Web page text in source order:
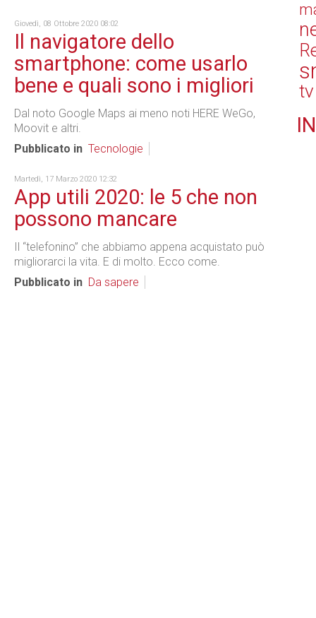
Giovedì, 08 Ottobre 2020 08:02
Il navigatore dello
smartphone: come usarlo
bene e quali sono i migliori
Dal noto Google Maps ai meno noti HERE WeGo,
Moovit e altri.
Pubblicato in Tecnologie
Martedì, 17 Marzo 2020 12:32
App utili 2020: le 5 che non
possono mancare
Il “telefonino” che abbiamo appena acquistato può
migliorarci la vita. E di molto. Ecco come.
Pubblicato in Da sapere
tv
IN